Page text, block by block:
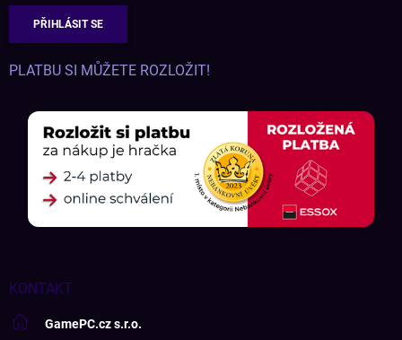
PŘIHLÁSIT SE
PLATBU SI MŮŽETE ROZLOŽIT!
KONTAKT
GamePC.cz s.r.o.